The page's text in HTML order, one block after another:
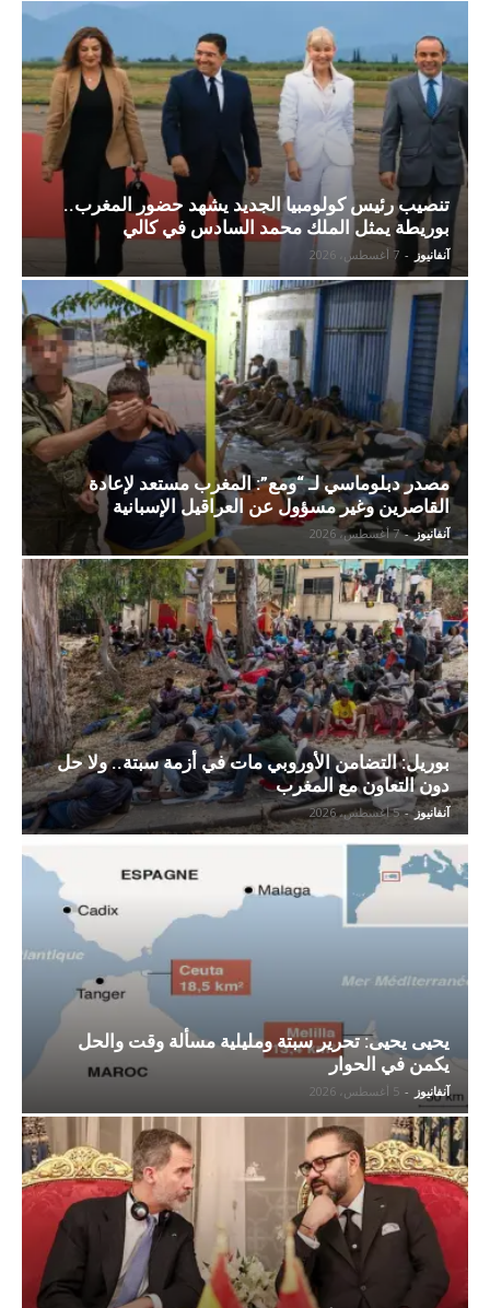
تنصيب رئيس كولومبيا الجديد يشهد حضور المغرب..
بوريطة يمثل الملك محمد السادس في كالي
آنفانيوز - 7 أغسطس، 2026
مصدر دبلوماسي لـ “ومع”: المغرب مستعد لإعادة
القاصرين وغير مسؤول عن العراقيل الإسبانية
آنفانيوز - 7 أغسطس، 2026
بوريل: التضامن الأوروبي مات في أزمة سبتة.. ولا حل
دون التعاون مع المغرب
آنفانيوز - 5 أغسطس، 2026
يحيى يحيى: تحرير سبتة ومليلية مسألة وقت والحل
يكمن في الحوار
آنفانيوز - 5 أغسطس، 2026